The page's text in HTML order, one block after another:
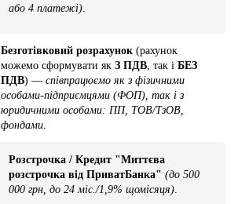
або 4 платежі)
Безготівковий розрахунок (рахунок
можемо сформувати як З ПДВ , так і БЕЗ
ПДВ) — співпрацюємо як з фізичними
особами-підприємцями (ФОП), так і з
юридичними особами: ПП, ТОВ/ТзОВ,
фондами
Розстрочка / Кредит "Миттєва
розстрочка від ПриватБанка" (до 500
000 грн, до 24 міс./1,9% щомісяця).